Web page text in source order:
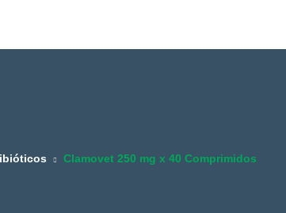
Clamovet 250 mg x 40 Comprimidos